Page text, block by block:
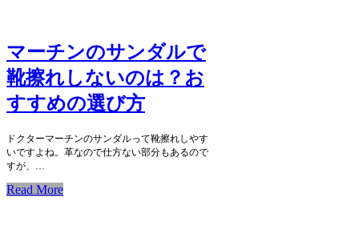
マーチンのサンダルで
靴擦れしないのは？お
すすめの選び方
ドクターマーチンのサンダルって靴擦れしやす
いですよね。革なので仕方ない部分もあるので
すが、…
Read More